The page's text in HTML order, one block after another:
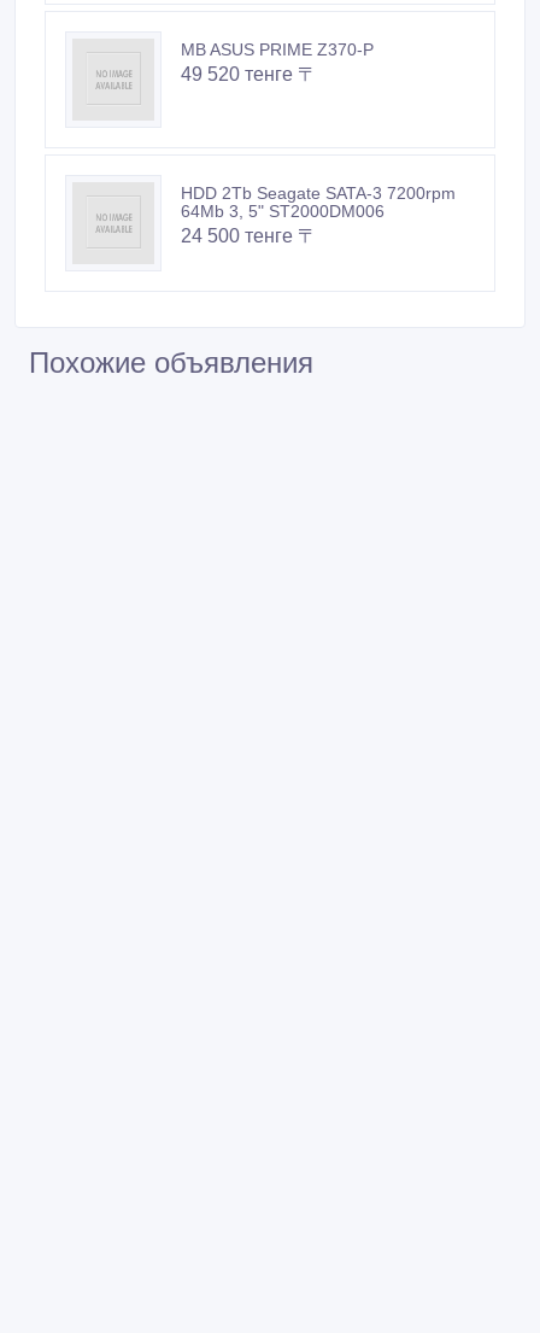
MB ASUS PRIME Z370-P
49 520 тенге 〒
HDD 2Tb Seagate SATA-3 7200rpm
64Mb 3, 5" ST2000DM006
24 500 тенге 〒
Похожие объявления